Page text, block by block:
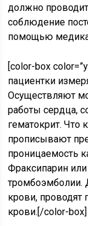
должно
соблюдение
помощью
[color-box
пациентки
Осуществляют
работы сердца,
гематокрит. Что
прописывают
проницаемость
Фраксипарин
тромбоэмболии.
крови, проводят
крови.[/color-box]